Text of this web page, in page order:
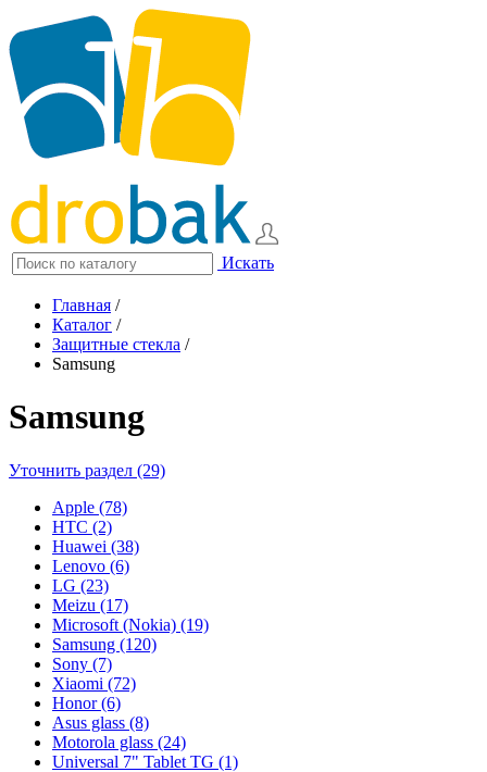
Искать
Главная /
Каталог /
Защитные стекла /
Samsung
Samsung
Уточнить раздел (29)
Apple (78)
HTC (2)
Huawei (38)
Lenovo (6)
LG (23)
Meizu (17)
Microsoft (Nokia) (19)
Samsung (120)
Sony (7)
Xiaomi (72)
Honor (6)
Asus glass (8)
Motorola glass (24)
Universal 7" Tablet TG (1)